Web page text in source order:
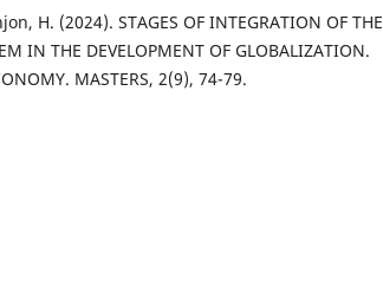
H. (2024). STAGES OF INTEGRATION OF THE
IN THE DEVELOPMENT OF GLOBALIZATION.
MASTERS, 2(9), 74-79.